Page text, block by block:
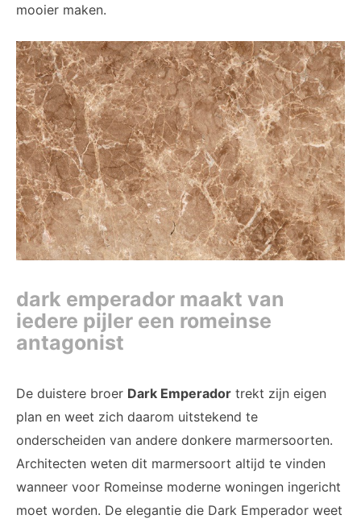
mooier maken.
dark emperador maakt van
iedere pijler een romeinse
antagonist
De duistere broer Dark Emperador trekt zijn eigen
plan en weet zich daarom uitstekend te
onderscheiden van andere donkere marmersoorten.
Architecten weten dit marmersoort altijd te vinden
wanneer voor Romeinse moderne woningen ingericht
moet worden. De elegantie die Dark Emperador weet